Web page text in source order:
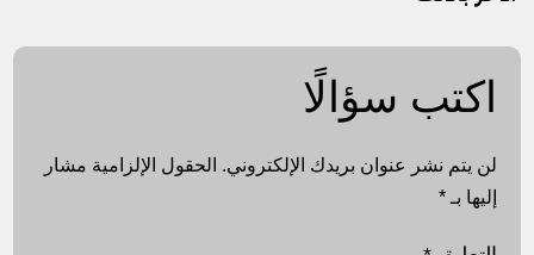
اكتب سؤالًا
لن يتم نشر عنوان بريدك الإلكتروني. الحقول الإلزامية مشار
إليها بـ*